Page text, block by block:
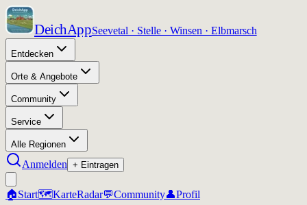
DeichAppSeevetal · Stelle · Winsen · Elbmarsch
Entdecken
Orte & Angebote
Community
Service
Alle Regionen
Anmelden + Eintragen
🏠Start🗺️KarteRadar💬Community👤Profil